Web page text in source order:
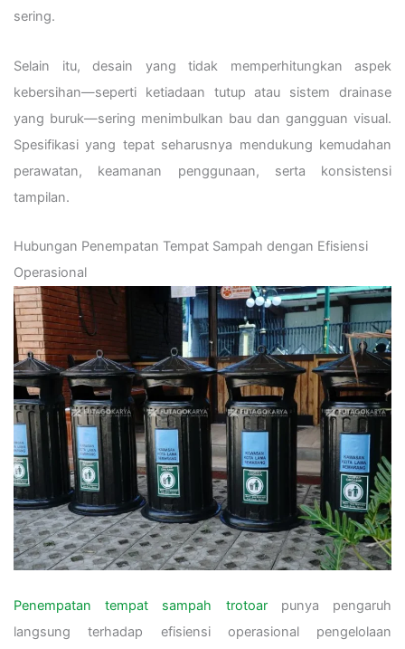
sering.
Selain itu, desain yang tidak memperhitungkan aspek
kebersihan—seperti ketiadaan tutup atau sistem drainase
yang buruk—sering menimbulkan bau dan gangguan visual.
Spesifikasi yang tepat seharusnya mendukung kemudahan
perawatan, keamanan penggunaan, serta konsistensi
tampilan.
Hubungan Penempatan Tempat Sampah dengan Efisiensi
Operasional
Penempatan tempat sampah trotoarpunya pengaruh
langsung terhadap efisiensi operasional pengelolaan